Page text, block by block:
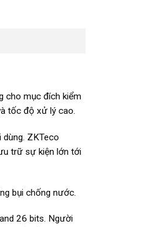
cho mục đích kiểm
tốc độ xử lý cao.
ZKTeco
trữ sự kiện lớn tới
bụi chống nước.
26 bits. Người